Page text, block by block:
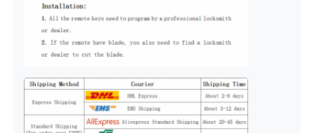
Contacteer ons
Alle Gevallen